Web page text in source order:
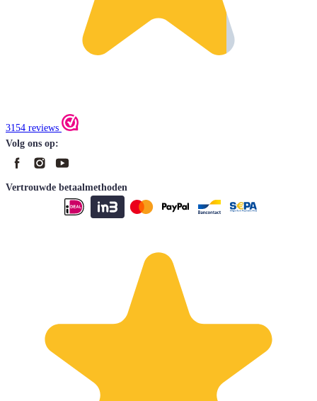
3154 reviews
Volg ons op:
Vertrouwde betaalmethoden